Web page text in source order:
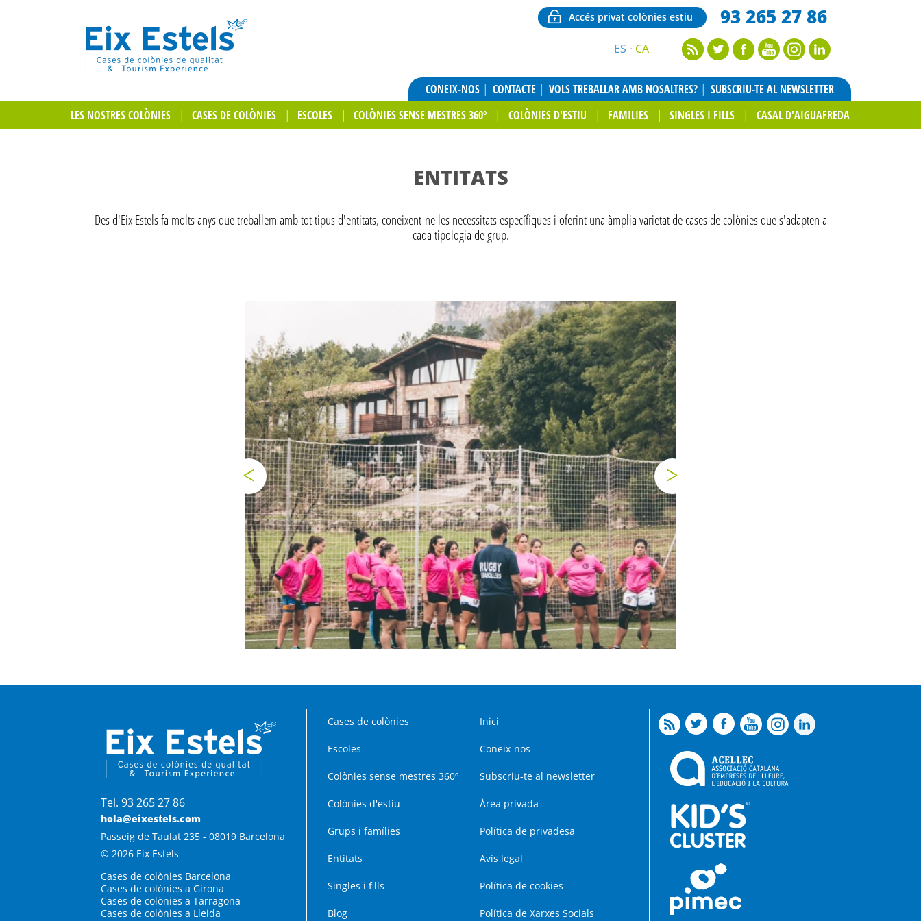
Accés privat colònies estiu 93 265 27 86
ES CA
CONEIX-NOS CONTACTE VOLS TREBALLAR AMB NOSALTRES?
SUBSCRIU-TE AL NEWSLETTER
LES NOSTRES COLÒNIES
CASES DE COLÒNIES ESCOLES COLÒNIES SENSE MESTRES 360º COLÒNIES D'ESTIU FAMILIES SINGLES I FILLS CASAL D'AIGUAFREDA
ENTITATS
Des d'Eix Estels fa molts anys que treballem amb tot tipus d'entitats, coneixent-ne les necessitats específiques i oferint una àmplia varietat de cases de colònies que s'adapten a
cada tipologia de grup.
Tel. 93 265 27 86
hola@eixestels.com
Passeig de Taulat 235 - 08019 Barcelona
© 2026 Eix Estels
Cases de colònies Barcelona
Cases de colònies a Girona
Cases de colònies a Tarragona
Cases de colònies a Lleida
Cases de colònies Inici
Escoles Coneix-nos
Colònies sense mestres 360º Subscriu-te al newsletter
Colònies d'estiu Àrea privada
Grups i famílies Política de privadesa
Entitats Avís legal
Singles i fills Política de cookies
Blog Política de Xarxes Socials